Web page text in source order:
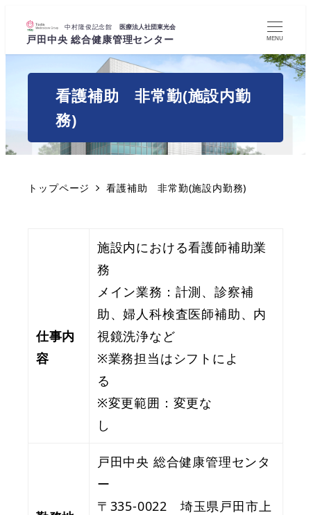
MENU
看護補助 非常勤(施設内勤
務)
トップページ 看護補助 非常勤(施設内勤務)
仕事内
容
施設内における看護師補助業
務
メイン業務：計測、診察補
助、婦人科検査医師補助、内
視鏡洗浄など
※業務担当はシフトによ
る
※変更範囲：変更な
し
戸田中央 総合健康管理センタ
ー
〒335-0022 埼玉県戸田市上